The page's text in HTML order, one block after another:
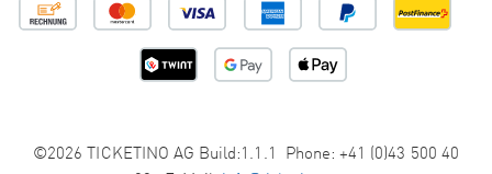
©2026 TICKETINO AG Build:1.1.1 Phone: +41 (0)43 500 40